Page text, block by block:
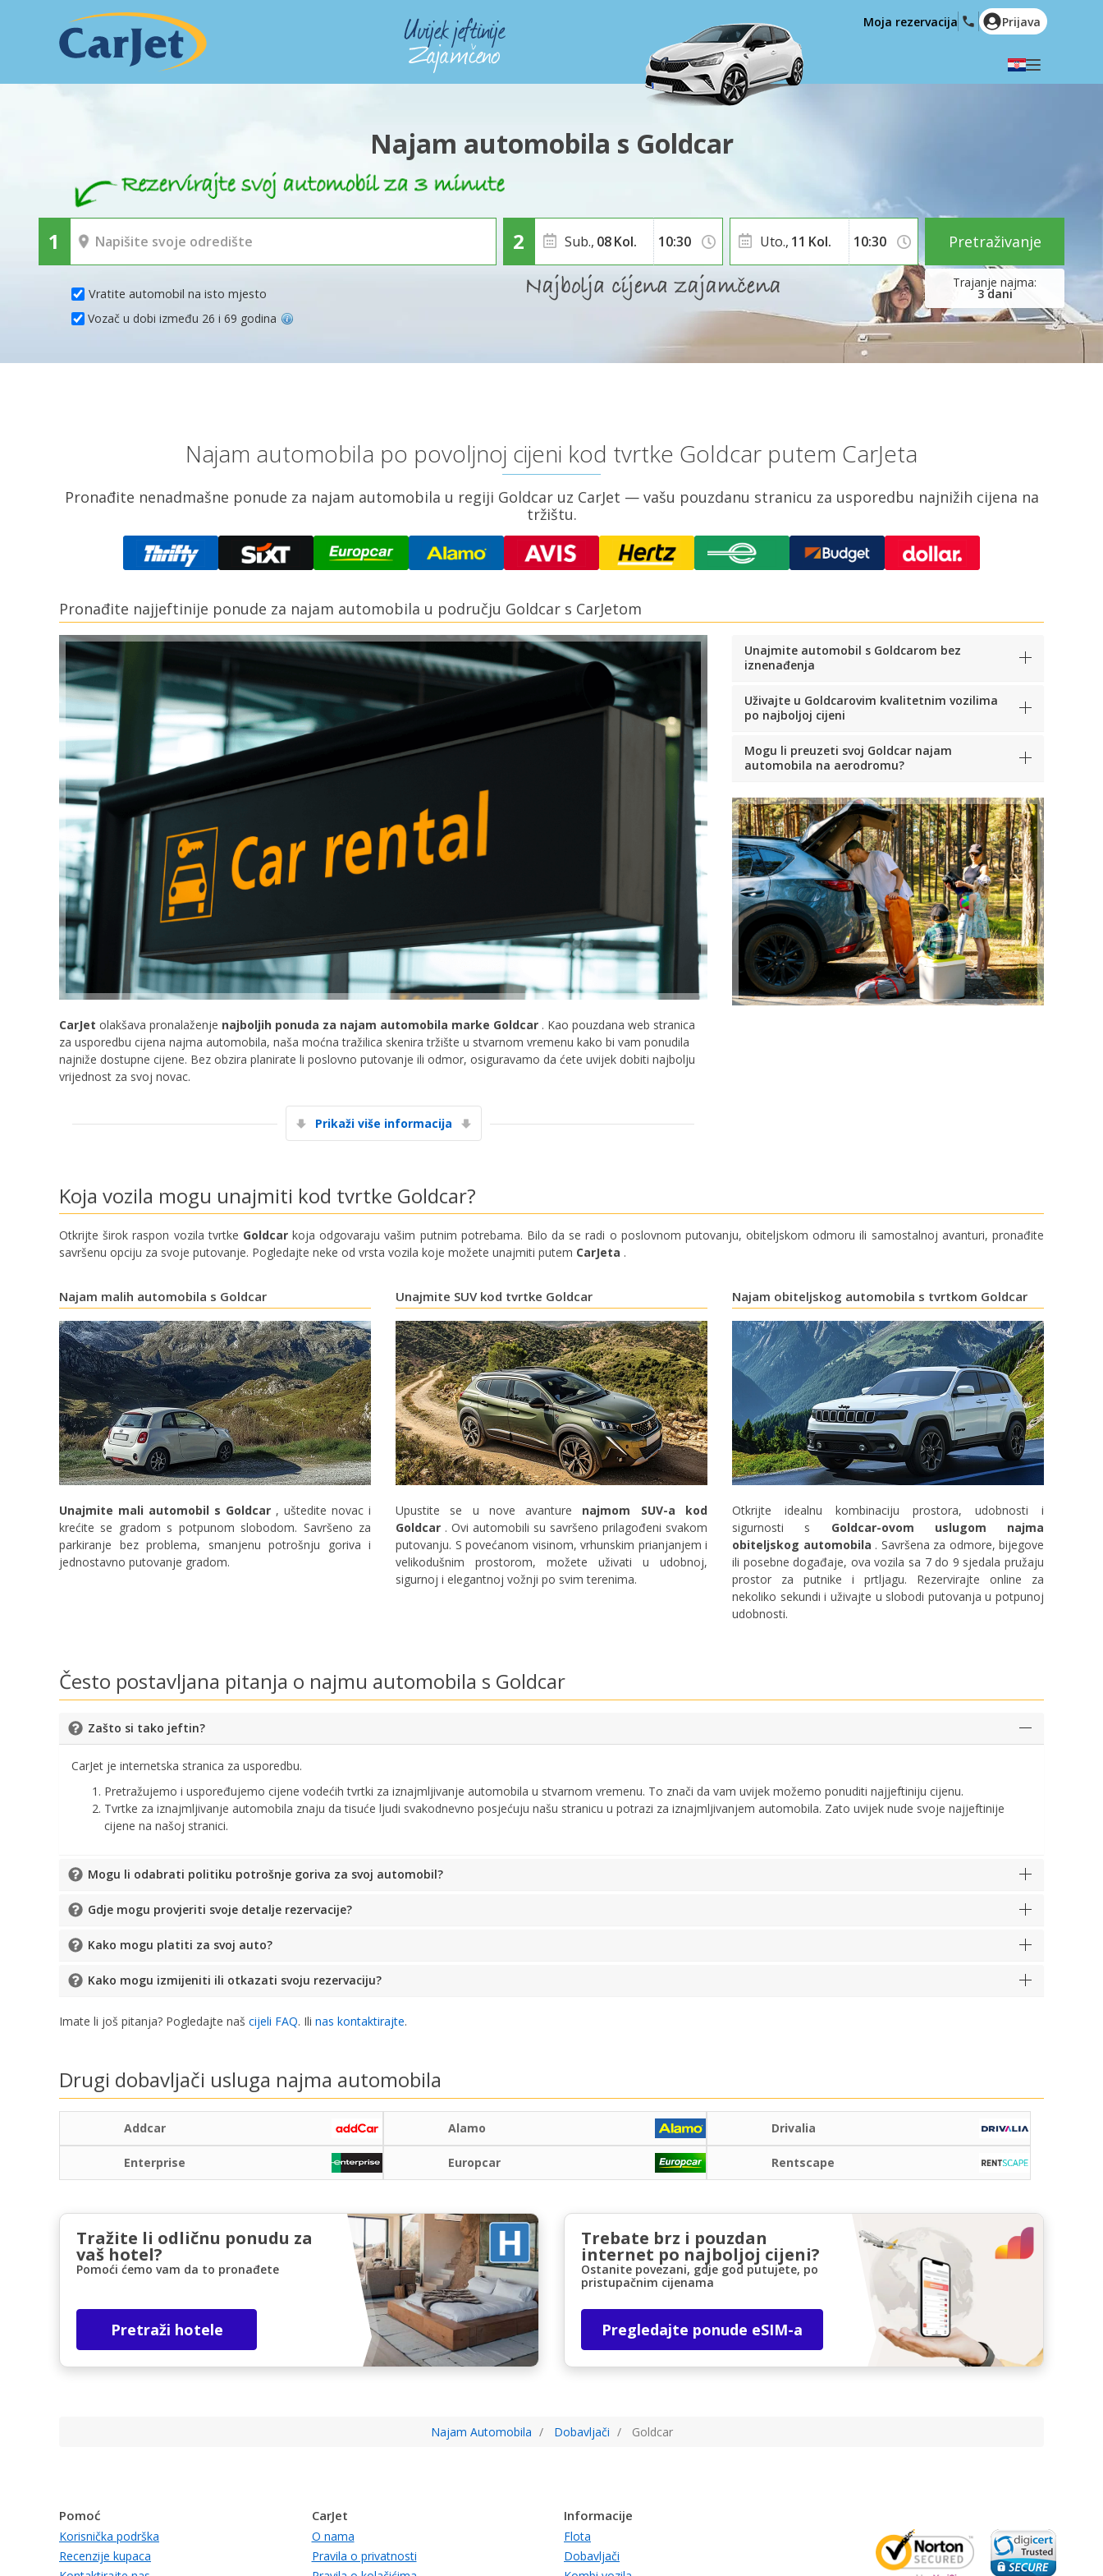
English (US)
Polski
Türkçe
Română
Ελληνικά
Hrvatski
العربية
Moja rezervacija Prijava
Najam automobila s Goldcar
Vratite automobil na isto mjesto
Sub., 08Kol.
3 dani
Uto., 11 Kol.
Vozač u dobi između 26 i 69 godina
Pretraživanje
Najam automobila po povoljnoj cijeni kod tvrtke Goldcar putem CarJeta
Pronađite nenadmašne ponude za najam automobila u regiji Goldcar uz CarJet — vašu pouzdanu stranicu za usporedbu najnižih cijena na
tržištu.
Pronađite najjeftinije ponude za najam automobila u području Goldcar s CarJetom
CarJet olakšava pronalaženje najboljih ponuda za najam automobila marke Goldcar . Kao pouzdana web stranica
za usporedbu cijena najma automobila, naša moćna tražilica skenira tržište u stvarnom vremenu kako bi vam ponudila
najniže dostupne cijene. Bez obzira planirate li poslovno putovanje ili odmor, osiguravamo da ćete uvijek dobiti najbolju
vrijednost za svoj novac.
Prikaži više informacija
Unajmite automobil s Goldcarom bez
iznenađenja
Uživajte u Goldcarovim kvalitetnim vozilima
po najboljoj cijeni
Mogu li preuzeti svoj Goldcar najam
automobila na aerodromu?
Koja vozila mogu unajmiti kod tvrtke Goldcar?
Otkrijte širok raspon vozila tvrtke Goldcarkoja odgovaraju vašim putnim potrebama. Bilo da se radi o poslovnom putovanju, obiteljskom odmoru ili samostalnoj avanturi, pronađite
savršenu opciju za svoje putovanje. Pogledajte neke od vrsta vozila koje možete unajmiti putem CarJeta .
Najam malih automobila s Goldcar
Unajmite mali automobil s Goldcar , uštedite novac i
krećite se gradom s potpunom slobodom. Savršeno za
parkiranje bez problema, smanjenu potrošnju goriva i
jednostavno putovanje gradom.
Unajmite SUV kod tvrtke Goldcar
Upustite se u nove avanture najmom SUV-a kod
Goldcar . Ovi automobili su savršeno prilagođeni svakom
putovanju. S povećanom visinom, vrhunskim prianjanjem i
velikodušnim prostorom, možete uživati ​​u udobnoj,
sigurnoj i elegantnoj vožnji po svim terenima.
Najam obiteljskog automobila s tvrtkom Goldcar
Otkrijte idealnu kombinaciju prostora, udobnosti i
sigurnosti s Goldcar-ovom uslugom najma
obiteljskog automobila . Savršena za odmore, bijegove
ili posebne događaje, ova vozila sa 7 do 9 sjedala pružaju
prostor za putnike i prtljagu. Rezervirajte online za
nekoliko sekundi i uživajte u slobodi putovanja u potpunoj
udobnosti.
Često postavljana pitanja o najmu automobila s Goldcar
Zašto si tako jeftin?
CarJet je internetska stranica za usporedbu.
Pretražujemo i uspoređujemo cijene vodećih tvrtki za iznajmljivanje automobila u stvarnom vremenu. To znači da vam uvijek možemo ponuditi najjeftiniju cijenu.
Tvrtke za iznajmljivanje automobila znaju da tisuće ljudi svakodnevno posjećuju našu stranicu u potrazi za iznajmljivanjem automobila. Zato uvijek nude svoje najjeftinije
cijene na našoj stranici.
Mogu li odabrati politiku potrošnje goriva za svoj automobil?
Gdje mogu provjeriti svoje detalje rezervacije?
Kako mogu platiti za svoj auto?
Kako mogu izmijeniti ili otkazati svoju rezervaciju?
Imate li još pitanja? Pogledajte naš cijeli FAQ. Ili nas kontaktirajte.
Drugi dobavljači usluga najma automobila
Addcar Alamo Drivalia
Enterprise Europcar Rentscape
Tražite li odličnu ponudu za
vaš hotel?
Pomoći ćemo vam da to pronađete
Pretraži hotele
Trebate brz i pouzdan
internet po najboljoj cijeni?
Ostanite povezani, gdje god putujete, po
pristupačnim cijenama
Pregledajte ponude eSIM-a
Najam Automobila Dobavljači Goldcar
Pomoć
Korisnička podrška
Recenzije kupaca
CarJet
O nama
Pravila o privatnosti
Informacije
Flota
Dobavljači
Posebni popusti
Pristupite ekskluzivnim ponudama naših
dobavljača
Prijava putem eLinka